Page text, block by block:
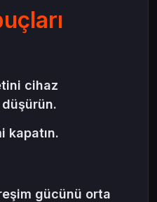
cihaz
kapatın.
gücünü orta